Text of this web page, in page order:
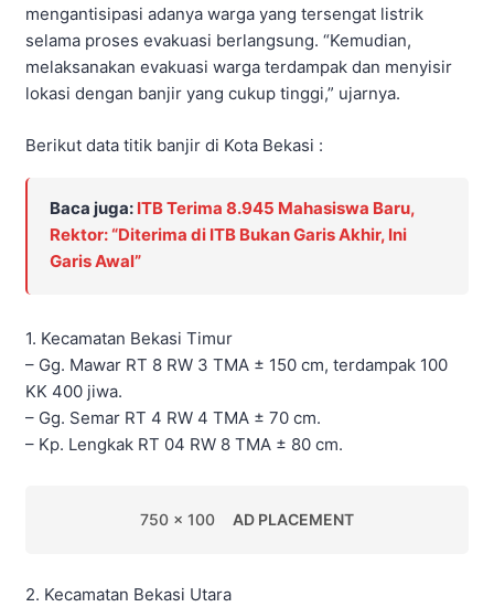
mengantisipasi adanya warga yang tersengat listrik
selama proses evakuasi berlangsung. “Kemudian,
melaksanakan evakuasi warga terdampak dan menyisir
lokasi dengan banjir yang cukup tinggi,” ujarnya.
Berikut data titik banjir di Kota Bekasi :
Baca juga: ITB Terima 8.945 Mahasiswa Baru,
Rektor: “Diterima di ITB Bukan Garis Akhir, Ini
Garis Awal”
1. Kecamatan Bekasi Timur
– Gg. Mawar RT 8 RW 3 TMA ± 150 cm, terdampak 100
KK 400 jiwa.
– Gg. Semar RT 4 RW 4 TMA ± 70 cm.
– Kp. Lengkak RT 04 RW 8 TMA ± 80 cm.
750 x 100 AD PLACEMENT
2. Kecamatan Bekasi Utara